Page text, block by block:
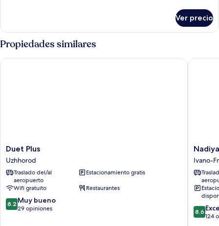
cocineta
Ver precio
Propiedades similares
Duet
Plus
Uzhhorod
Duet Plus
Uzhhorod
Traslado del/al
aeropuerto
Estacionamiento gratis
Wifi gratuito
Restaurantes
8.2
de
8.2 Muy bueno
29 opiniones
Duet Plus
Nadiya
Hotel
Ivano-
Ivano-
8.6
de
8.6
124
Nadiya